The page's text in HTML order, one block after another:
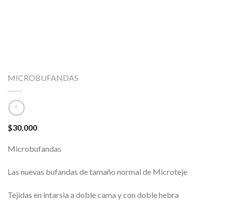
MICROBUFANDAS
$30.000
Microbufandas
Las nuevas bufandas de tamaño normal de Microteje
Tejidas en intarsia a doble cama y con doble hebra